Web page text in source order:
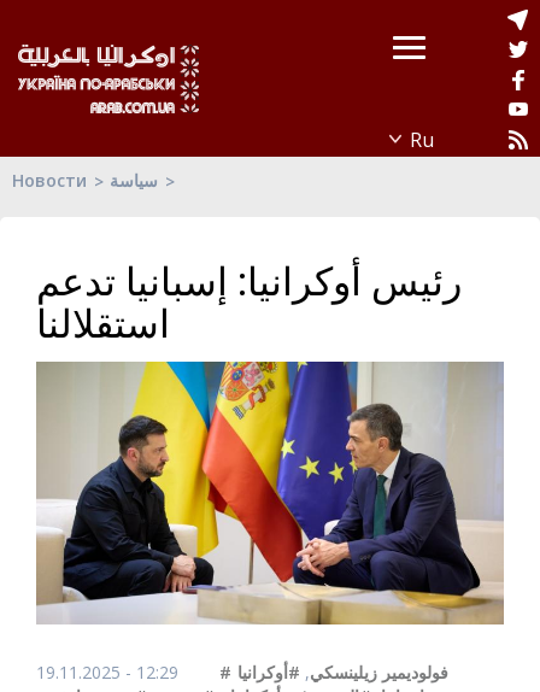
Новости سياسة
رئيس أوكرانيا: إسبانيا تدعم
استقلالنا
19.11.2025 - 12:29 #فولوديمير زيلينسكي, #أوكرانيا